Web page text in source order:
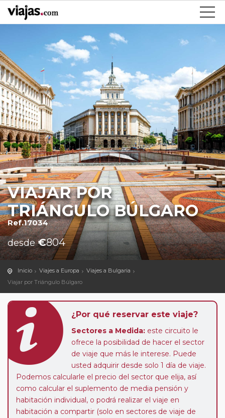
VIAJAR POR
TRIÁNGULO BÚLGARO
Ref.17034
desde€804
Inicio Viajes a Europa
Viajes a Bulgaria
Viajar por Triángulo Búlgaro
¿Por qué reservar este viaje?
Sectores a Medida: este circuito le
ofrece la posibilidad de hacer el sector
de viaje que más le interese. Puede
usted adquirir desde solo 1 día de viaje.
Podemos calcularle el precio del sector que elija, así
como calcular el suplemento de media pensión y
habitación individual, o podrá realizar el viaje en
habitación a compartir (solo en sectores de viaje de